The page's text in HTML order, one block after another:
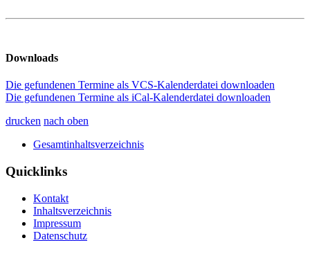
Downloads
Die gefundenen Termine als VCS-Kalenderdatei downloaden
Die gefundenen Termine als iCal-Kalenderdatei downloaden
drucken nach oben
Gesamtinhaltsverzeichnis
Quicklinks
Kontakt
Inhaltsverzeichnis
Impressum
Datenschutz